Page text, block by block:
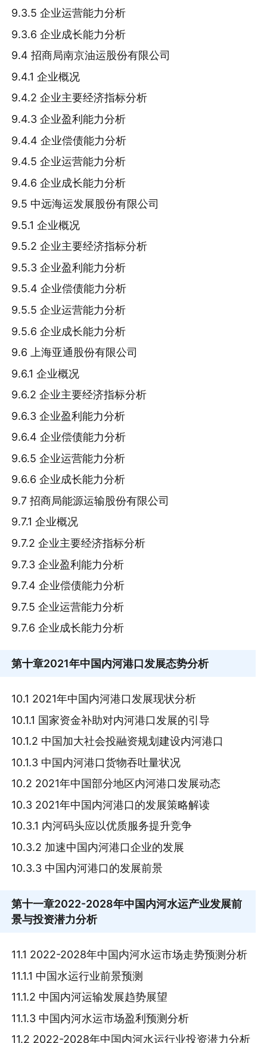
9.3.5 企业运营能力分析
9.3.6 企业成长能力分析
9.4 招商局南京油运股份有限公司
9.4.1 企业概况
9.4.2 企业主要经济指标分析
9.4.3 企业盈利能力分析
9.4.4 企业偿债能力分析
9.4.5 企业运营能力分析
9.4.6 企业成长能力分析
9.5 中远海运发展股份有限公司
9.5.1 企业概况
9.5.2 企业主要经济指标分析
9.5.3 企业盈利能力分析
9.5.4 企业偿债能力分析
9.5.5 企业运营能力分析
9.5.6 企业成长能力分析
9.6 上海亚通股份有限公司
9.6.1 企业概况
9.6.2 企业主要经济指标分析
9.6.3 企业盈利能力分析
9.6.4 企业偿债能力分析
9.6.5 企业运营能力分析
9.6.6 企业成长能力分析
9.7 招商局能源运输股份有限公司
9.7.1 企业概况
9.7.2 企业主要经济指标分析
9.7.3 企业盈利能力分析
9.7.4 企业偿债能力分析
9.7.5 企业运营能力分析
9.7.6 企业成长能力分析
第十章2021年中国内河港口发展态势分析
10.1 2021年中国内河港口发展现状分析
10.1.1 国家资金补助对内河港口发展的引导
10.1.2 中国加大社会投融资规划建设内河港口
10.1.3 中国内河港口货物吞吐量状况
10.2 2021年中国部分地区内河港口发展动态
10.3 2021年中国内河港口的发展策略解读
10.3.1 内河码头应以优质服务提升竞争
10.3.2 加速中国内河港口企业的发展
10.3.3 中国内河港口的发展前景
第十一章2022-2028年中国内河水运产业发展前
景与投资潜力分析
11.1 2022-2028年中国内河水运市场走势预测分析
11.1.1 中国水运行业前景预测
11.1.2 中国内河运输发展趋势展望
11.1.3 中国内河水运市场盈利预测分析
11.2 2022-2028年中国内河水运行业投资潜力分析